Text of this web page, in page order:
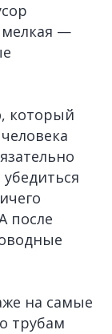
мелкая —
, который
после
на самые
трубам